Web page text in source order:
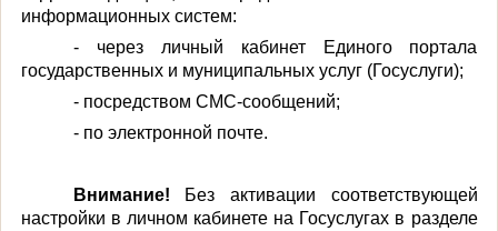
информационных систем:
- через личный кабинет Единого портала
государственных и муниципальных услуг (Госуслуги);
- посредством СМС-сообщений;
- по электронной почте.
Внимание!
Без активации соответствующей
настройки в личном кабинете на Госуслугах в разделе